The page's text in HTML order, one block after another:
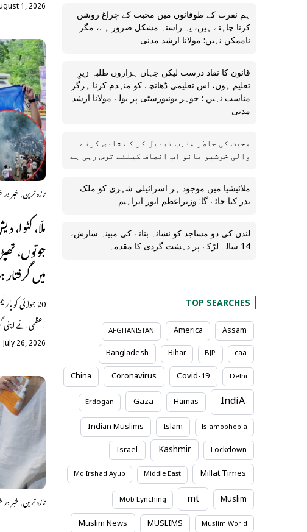
1, 2026
تازہ ترین,خبر در
جوتوں،
میں
20 جولائی
اعظمی نے اپنی
July 26, 2026
تازہ ترین,خبر در
ہم نفرت کے طوفانوں میں محبت کے چراغ روشن
کرنا چاہتے ہیں، یہ راستہ مشکل ضرور ہے، مگر
ناممکن نہیں: مولانا ارشد مدنی
قانون کا نفاذ درست لیکن جہاں ہزاروں طلبہ زیرِ
تعلیم ہوں، اس تعلیمی ڈھانچے کو منہدم کرنا ہرگز
مناسب نہیں : جوہر یونیورسٹی پر بولے مولانا ارشد
مدنی
محبت کی خاطر مذہب تبدیل کر کے شادی کرنے
والی خوشبو بانو اب انصاف کیلئے ترس رہی ہے
ملائیشیا میں موجود ہر اسرائیلی شہری کو ملک
بدر کیا جائے گا: وزیراعظم انور ابراہیم
لندن کی دو مساجد کو نشانہ بنانے کی مبینہ سازش،
14 سالہ لڑکے پر دہشت گردی کا مقدمہ
TOP SEARCHES
AFGHANISTAN America Assam
Bangladesh Bihar BJP caa
China Coronavirus Covid-19 Delhi
Erdogan Gaza Hamas IndiA
Indian Muslims Islam Islamophobia
Israel Kashmir Lockdown
Md Irshad Ayub Middle East Millat Times
Mob Lynching mt Muslim
Muslim News MUSLIMS Muslim World